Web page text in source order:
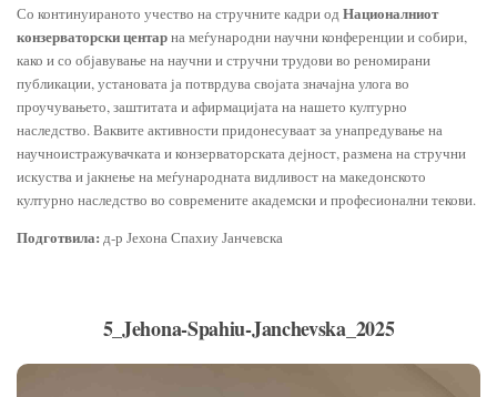
Со континуираното учество на стручните кадри од Националниот
конзерваторски центарна меѓународни научни конференции и собири,
како и со објавување на научни и стручни трудови во реномирани
публикации, установата ја потврдува својата значајна улога во
проучувањето, заштитата и афирмацијата на нашето културно
наследство. Ваквите активности придонесуваат за унапредување на
научноистражувачката и конзерваторската дејност, размена на стручни
искуства и јакнење на меѓународната видливост на македонското
културно наследство во современите академски и професионални текови.
Подготвила: д-р Јехона Спахиу Јанчевска
5_Jehona-Spahiu-Janchevska_2025